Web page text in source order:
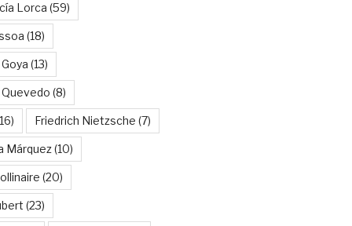
Lorca (59)
(18)
(13)
(8)
Friedrich Nietzsche (7)
Márquez(10)
(20)
(23)